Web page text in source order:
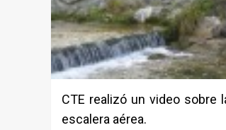
CTE realizó un video
escalera aérea.